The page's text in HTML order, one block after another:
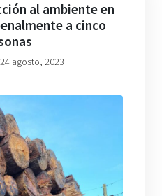
al ambiente en
a cinco
agosto, 2023